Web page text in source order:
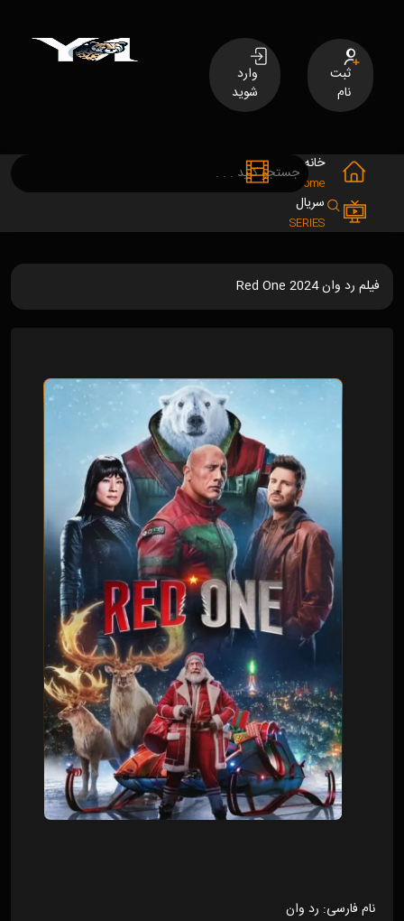
ثبت
نام
وارد
شوید
خانه
Home
سریال
SERIES
فیلم رد وان Red One 2024
نام فارسی: رد وان